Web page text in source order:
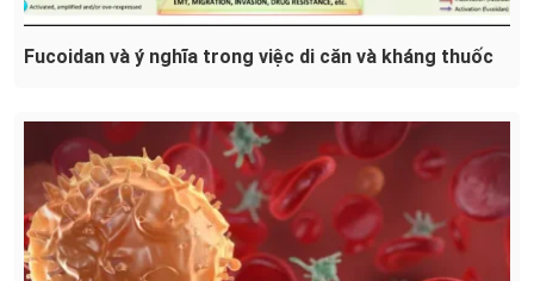
Fucoidan và ý nghĩa trong việc di căn và kháng thuốc